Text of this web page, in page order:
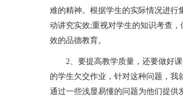
难的精神。根据学生的实际情况进行
动讲究实效;重视对学生的知识考查
效的品德教育。
2、要提高教学质量，还要做好
的学生欠交作业，针对这种问题，
通过一些浅显易懂的问题为他们提供